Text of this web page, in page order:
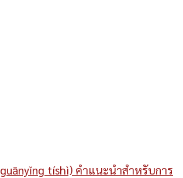
tíshì) คำแนะนำสำหรับการ